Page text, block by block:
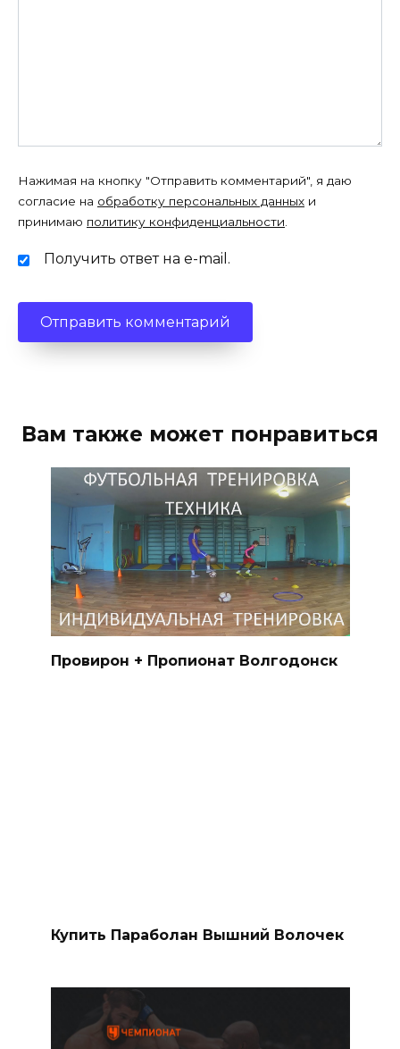
Нажимая на кнопку "Отправить комментарий", я даю
согласие на обработку персональных данных и
принимаю политику конфиденциальности
Получить ответ на e-mail.
Вам также может понравиться
Провирон + Пропионат Волгодонск
Купить Параболан Вышний Волочек